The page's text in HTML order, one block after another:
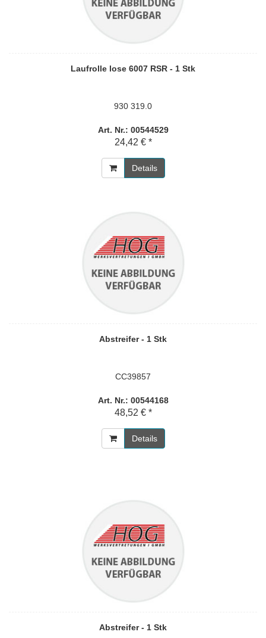
Laufrolle lose 6007 RSR - 1 Stk
930 319.0
Art. Nr.: 00544529
24,42 € *
Details
Abstreifer - 1 Stk
CC39857
Art. Nr.: 00544168
48,52 € *
Details
Abstreifer - 1 Stk